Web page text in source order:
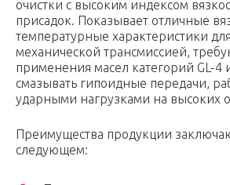
очистки с высоким индексом
присадок. Показывает отличные
температурные характеристики
механической трансмиссией,
применения масел категорий GL-4
смазывать гипоидные передачи,
ударными нагрузками на высоких
Преимущества продукции
следующем: